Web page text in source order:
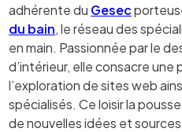
adhérente du Gesec
du bain, le réseau des
en main. Passionnée par le
d’intérieur, elle consacre une
l’exploration de sites web
spécialisés. Ce loisir la
de nouvelles idées et